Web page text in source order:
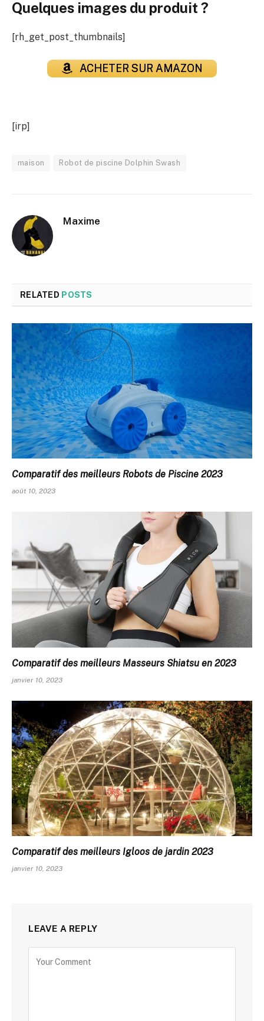
Quelques images du produit ?
[rh_get_post_thumbnails]
ACHETER SUR AMAZON
[irp]
maison Robot de piscine Dolphin Swash
Maxime
RELATED POSTS
Comparatif des meilleurs Robots de Piscine 2023
août 10, 2023
Comparatif des meilleurs Masseurs Shiatsu en 2023
janvier 10, 2023
Comparatif des meilleurs Igloos de jardin 2023
janvier 10, 2023
LEAVE A REPLY